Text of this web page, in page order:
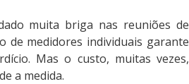
muita briga nas reuniões de
de medidores individuais garante
Mas o custo, muitas vezes,
a medida.